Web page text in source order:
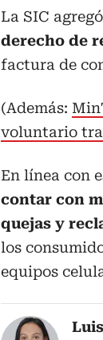
La SIC
derecho de
factura de
(Además:
voluntario
En línea con
contar con
quejas y
los
equipos